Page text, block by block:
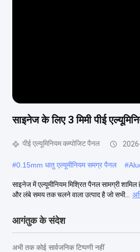
साइनेज के लिए 3 मिमी पीई
पीई एल्यूमिनियम कम्पोजिट पैनल
#0.15mm धातु एल्यूमीनियम समग्र पैनल #
साइनेज में एल्यूमीनियम मिश्रित पैनल सामग्री
और लंबे समय तक चलने वाला उत्पाद है जो सभी...
आगंतुक के संदेश
अभी तक कोई सार्वजनिक टिप्पणी नहीं